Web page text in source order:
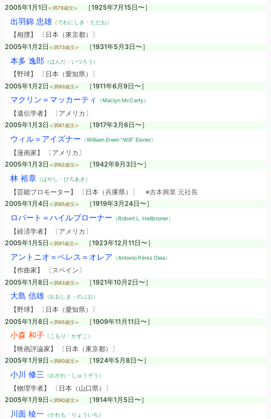
2005年1月1日 ≪満79歳没≫ ［1925年7月15日〜］
出羽錦 忠雄（でわにしき・ただお）
【相撲】 〔日本（東京都）〕
2005年1月2日 ≪満73歳没≫ ［1931年5月3日〜］
本多 逸郎（ほんだ・いつろう）
【野球】 〔日本（愛知県）〕
2005年1月2日 ≪満93歳没≫ ［1911年6月9日〜］
マクリン＝マッカーティ （Maclyn McCarty）
【遺伝学者】 〔アメリカ〕
2005年1月3日 ≪満87歳没≫ ［1917年3月6日〜］
ウィル＝アイズナー （William Erwin “Will” Eisner）
【漫画家】 〔アメリカ〕
2005年1月3日 ≪満62歳没≫ ［1942年9月3日〜］
林 裕章（はやし・ひろあき）
【芸能プロモーター】 〔日本（兵庫県）〕 ※吉本興業 元社長
2005年1月4日 ≪満85歳没≫ ［1919年3月24日〜］
ロバート＝ハイルブローナー （Robert L. Heilbroner）
【経済学者】 〔アメリカ〕
2005年1月5日 ≪満81歳没≫ ［1923年12月11日〜］
アントニオ＝ペレス＝オレア （Antonio Pérez Olea）
【作曲家】 〔スペイン〕
2005年1月8日 ≪満83歳没≫ ［1921年10月2日〜］
大島 信雄（おおしま・のぶお）
【野球】 〔日本（愛知県）〕
2005年1月8日 ≪満95歳没≫ ［1909年11月11日〜］
小森 和子（こもり・かずこ）
【映画評論家】 〔日本（東京都）〕
2005年1月9日 ≪満80歳没≫ ［1924年5月8日〜］
小川 修三 （おがわ・しゅうぞう）
【物理学者】 〔日本（山口県）〕
2005年1月9日 ≪満90歳没≫ ［1914年1月5日〜］
川面 稜一（かわも・りょういち）